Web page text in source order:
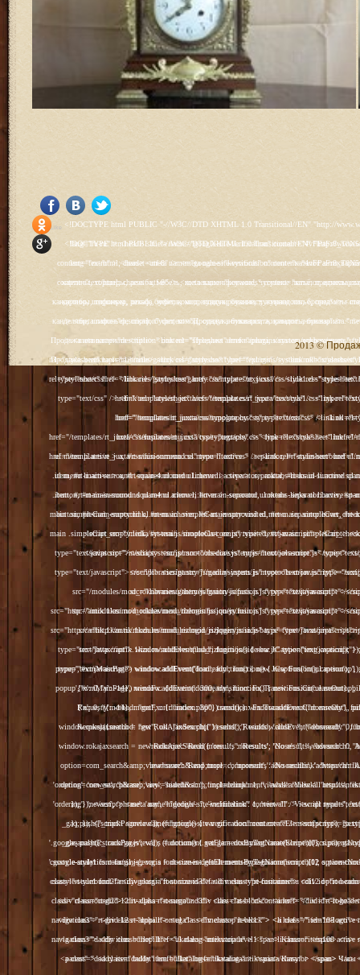
<!DOCTYPE html PUBLIC "-//W3C//DTD XHTML 1.0 Transitional//EN" "http://www.w3.org/TR/xhtml1/DTD/xhtml1-transitional.dtd"> <html xmlns="http://www.w3.org/1999/xhtml" xml:lang="ru-ru" lang="ru-ru" > <head> <meta name="google-site-verification" content="4vFPaFr8_T0N5uYcY4vh3M1DtIkbIJH6yDV7_NDqfJc" /> <base href="http://antik.1kzn.ru/" /> <meta http-equiv="content-type" content="text/html; charset=utf-8" /> <meta name="keywords" content="каталог антиквариат, часы продажа, старинные часы, напольные часы, настенные часы, каминные часы, мебель, старинные люстры, картины, торшеры, резьба, мебель, коллекционирование, чугунное литьё, предметы старины, реставрация, интерьер, модерн, классицизм, кресло, диван, мозаика, гарнитур, дуб, зеркало, светильник, канделябр, шифоньер, шкаф, буфет, комод, сундук, букинист, жирандоль, бронза" /> <meta name="rights" content="Продажа антиквариата http://antik.1kzn.ru" /> <meta name="author" content="Super User" /> <meta name="description" content="Продажа антиквариата, каталог антиквариата." /> <meta name="generator" content="Joomla! - Open Source Content Management" /> <title>Каталог антиквариата - Продажа антиквариата </title> <link rel="stylesheet" href="/plugins/system/rokbox/assets/styles/rokbox.css" type="text/css" /> <link rel="stylesheet" href="/libraries/gantry/css/grid-12.css" type="text/css" /> <link rel="stylesheet" href="/libraries/gantry/css/gantry.css" type="text/css" /> <link rel="stylesheet" href="/libraries/gantry/css/joomla.css" type="text/css" /> <link rel="stylesheet" href="/templates/rt_juxta/css/joomla.css" type="text/css" /> <link rel="stylesheet" href="/templates/rt_juxta/css/style1.css" type="text/css" /> <link rel="stylesheet" href="/templates/rt_juxta/css/demo-styles.css" type="text/css" /> <link rel="stylesheet" href="/templates/rt_juxta/css/template.css" type="text/css" /> <link rel="stylesheet" href="/templates/rt_juxta/css/template-firefox.css" type="text/css" /> <link rel="stylesheet" href="/templates/rt_juxta/css/typography.css" type="text/css" /> <link rel="stylesheet" href="/templates/rt_juxta/css/backgrounds.css" type="text/css" /> <link rel="stylesheet" href="/templates/rt_juxta/css/fusionmenu.css" type="text/css" /> <link rel="stylesheet" href="/modules/mod_roknewspager/themes/light/roknewspager.css" type="text/css" /> <style type="text/css"> #rt-main-surround ul.menu li.active > a, #rt-main-surround ul.menu li.active > .separator, #rt-main-surround ul.menu li.active > .item, #rt-main-surround .square4 ul.menu li:hover > a, #rt-main-surround .square4 ul.menu li:hover > .item, #rt-main-surround .square4 ul.menu li:hover > .separator, .roktabs-links ul li.active span, .menutop li:hover > .item, .menutop li.f-menuparent-itemfocus .item, .menutop li.active > .item {color:#660000;} a, .button, #rt-main-surround ul.menu a:hover, #rt-main-surround ul.menu .separator:hover, #rt-main-surround ul.menu .item:hover, .title1 .module-title .title, #rt-main .item_add:link, #rt-main .item_add:visited, #rt-main .simpleCart_empty:link, #rt-main .simpleCart_empty:visited, #rt-main .simpleCart_checkout:link, #rt-main .simpleCart_checkout:visited {color:#660000;} body #rt-logo {width:400px;height:200px;} </style> <script src="/media/system/js/mootools-core.js" type="text/javascript"></script> <script src="/media/system/js/core.js" type="text/javascript"></script> <script src="/media/
<!DOCTYPE html PUBLIC "-//W3C//DTD XHTML 1.0 Transitional//EN" "http://www.w3.org/TR/xhtml1/DTD/xhtml1-transitional.dtd"> <html xmlns="http://www.w3.org/1999/xhtml" xml:lang="ru-ru" lang="ru-ru" > <head> <meta name="google-site-verification" content="4vFPaFr8_T0N5uYcY4vh3M1DtIkbIJH6yDV7_NDqfJc" /> <base href="http://antik.1kzn.ru/" /> <meta http-equiv="content-type" content="text/html; charset=utf-8" /> <meta name="keywords" content="каталог антиквариат, часы продажа, старинные часы, напольные часы, настенные часы, каминные часы, мебель, старинные люстры, картины, торшеры, резьба, мебель, коллекционирование, чугунное литьё, предметы старины, реставрация, интерьер, модерн, классицизм, кресло, диван, мозаика, гарнитур, дуб, зеркало, светильник, канделябр, шифоньер, шкаф, буфет, комод, сундук, букинист, жирандоль, бронза" /> <meta name="rights" content="Продажа антиквариата http://antik.1kzn.ru" /> <meta name="author" content="Super User" /> <meta name="description" content="Продажа антиквариата, каталог антиквариата." /> <meta name="generator" content="Joomla! - Open Source Content Management" /> <title>Каталог антиквариата - Продажа антиквариата </title> <link rel="stylesheet" href="/plugins/system/rokbox/assets/styles/rokbox.css" type="text/css" /> <link rel="stylesheet" href="/libraries/gantry/css/grid-12.css" type="text/css" /> <link rel="stylesheet" href="/libraries/gantry/css/gantry.css" type="text/css" /> <link rel="stylesheet" href="/libraries/gantry/css/joomla.css" type="text/css" /> <link rel="stylesheet" href="/templates/rt_juxta/css/joomla.css" type="text/css" /> <link rel="stylesheet" href="/templates/rt_juxta/css/style1.css" type="text/css" /> <link rel="stylesheet" href="/templates/rt_juxta/css/demo-styles.css" type="text/css" /> <link rel="stylesheet" href="/templates/rt_juxta/css/template.css" type="text/css" /> <link rel="stylesheet" href="/templates/rt_juxta/css/template-firefox.css" type="text/css" /> <link rel="stylesheet" href="/templates/rt_juxta/css/typography.css" type="text/css" /> <link rel="stylesheet" href="/templates/rt_juxta/css/backgrounds.css" type="text/css" /> <link rel="stylesheet" href="/templates/rt_juxta/css/fusionmenu.css" type="text/css" /> <link rel="stylesheet" href="/modules/mod_roknewspager/themes/light/roknewspager.css" type="text/css" /> <style type="text/css"> #rt-main-surround ul.menu li.active > a, #rt-main-surround ul.menu li.active > .separator, #rt-main-surround ul.menu li.active > .item, #rt-main-surround .square4 ul.menu li:hover > a, #rt-main-surround .square4 ul.menu li:hover > .item, #rt-main-surround .square4 ul.menu li:hover > .separator, .roktabs-links ul li.active span, .menutop li:hover > .item, .menutop li.f-menuparent-itemfocus .item, .menutop li.active > .item {color:#660000;} a, .button, #rt-main-surround ul.menu a:hover, #rt-main-surround ul.menu .separator:hover, #rt-main-surround ul.menu .item:hover, .title1 .module-title .title, #rt-main .item_add:link, #rt-main .item_add:visited, #rt-main .simpleCart_empty:link, #rt-main .simpleCart_empty:visited, #rt-main .simpleCart_checkout:link, #rt-main .simpleCart_checkout:visited {color:#660000;} body #rt-logo {width:400px;height:200px;} </style> <script src="/media/system/js/mootools-core.js" type="text/javascript"></script> <script src="/media/system/js/core.js" type="text/javascript"></script> <script src="/media/
Social Like
2013 ©